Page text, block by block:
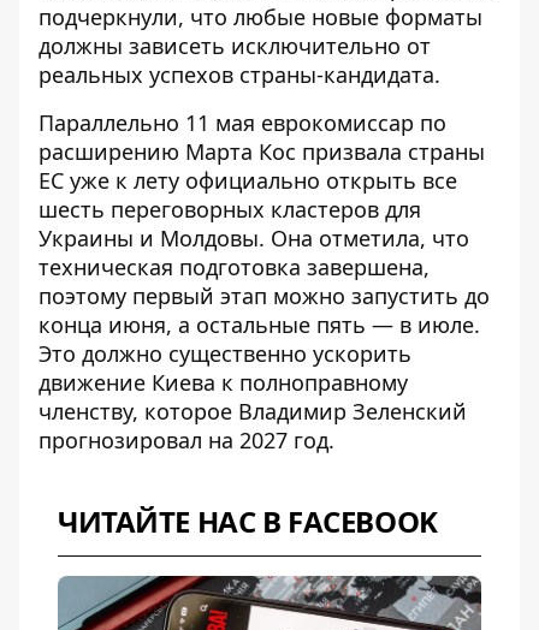
подчеркнули, что любые новые форматы
должны зависеть исключительно от
реальных успехов страны-кандидата.
Параллельно 11 мая еврокомиссар по
расширению Марта Кос призвала страны
ЕС уже к лету официально открыть все
шесть переговорных кластеров для
Украины и Молдовы. Она отметила, что
техническая подготовка завершена,
поэтому первый этап можно запустить до
конца июня, а остальные пять — в июле.
Это должно существенно ускорить
движение Киева к полноправному
членству, которое Владимир Зеленский
прогнозировал на 2027 год.
ЧИТАЙТЕ НАС В FACEBOOK